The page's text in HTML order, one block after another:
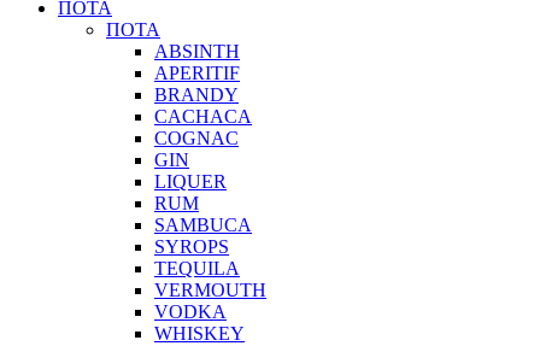
ΠΟΤΑ
ΠΟΤΑ
ABSINTH
APERITIF
BRANDY
CACHACA
COGNAC
GIN
LIQUER
RUM
SAMBUCA
SYROPS
TEQUILA
VERMOUTH
VODKA
WHISKEY